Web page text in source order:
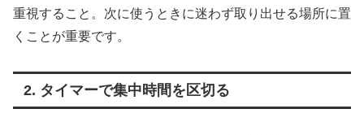
重視すること。次に使うときに迷わず取り出せる場所に置
くことが重要です。
2. タイマーで集中時間を区切る